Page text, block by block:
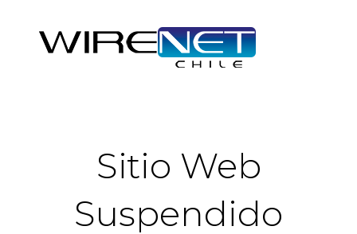
Sitio Web
Suspendido